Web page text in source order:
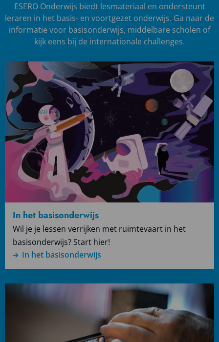
ESERO Onderwijs biedt lesmateriaal en ondersteunt
leraren in het basis- en voortgezet onderwijs. Ga naar de
informatie voor basisonderwijs, middelbare scholen of
kijk eens bij de internationale challenges.
In het basisonderwijs
Wil je je lessen verrijken met ruimtevaart in het
basisonderwijs? Start hier!
In het basisonderwijs
meer
over
In
het
basisonderwijs